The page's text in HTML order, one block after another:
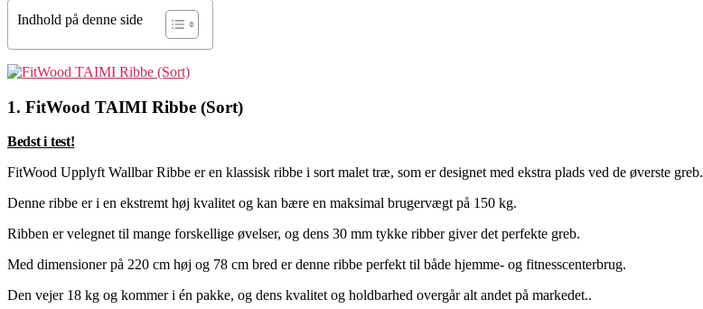
Indhold på denne side
1. FitWood TAIMI Ribbe (Sort)
Bedst i test!
FitWood Upplyft Wallbar Ribbe er en klassisk ribbe i sort malet træ, som er designet med ekstra plads ved de øverste greb.
Denne ribbe er i en ekstremt høj kvalitet og kan bære en maksimal brugervægt på 150 kg.
Ribben er velegnet til mange forskellige øvelser, og dens 30 mm tykke ribber giver det perfekte greb.
Med dimensioner på 220 cm høj og 78 cm bred er denne ribbe perfekt til både hjemme- og fitnesscenterbrug.
Den vejer 18 kg og kommer i én pakke, og dens kvalitet og holdbarhed overgår alt andet på markedet..